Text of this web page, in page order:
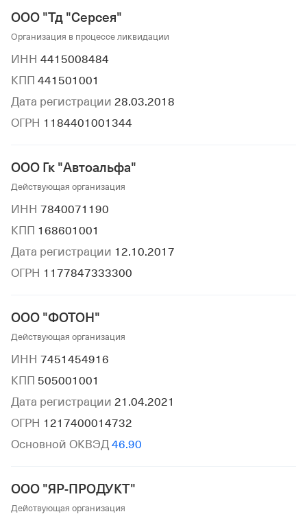
ООО "Тд "Серсея"
Организация в процессе ликвидации
ИНН 4415008484
КПП 441501001
Дата регистрации 28.03.2018
ОГРН 1184401001344
ООО Гк "Автоальфа"
Действующая организация
ИНН 7840071190
КПП 168601001
Дата регистрации 12.10.2017
ОГРН 1177847333300
ООО "ФОТОН"
Действующая организация
ИНН 7451454916
КПП 505001001
Дата регистрации 21.04.2021
ОГРН 1217400014732
Основной ОКВЭД 46.90
ООО "ЯР-ПРОДУКТ"
Действующая организация